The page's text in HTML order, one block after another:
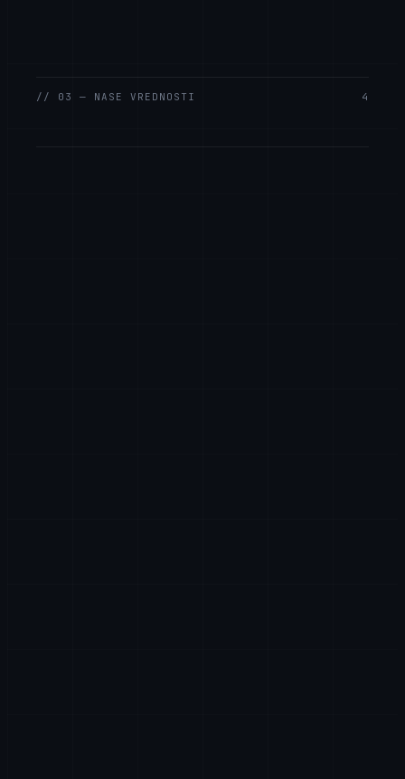
// 03 — NASE VREDNOSTI 4